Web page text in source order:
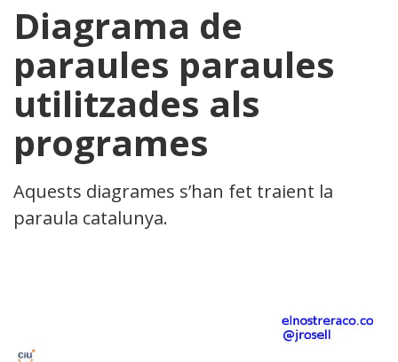
Diagrama de
paraules paraules
utilitzades als
programes
Aquests diagrames s’han fet traient la
paraula catalunya.